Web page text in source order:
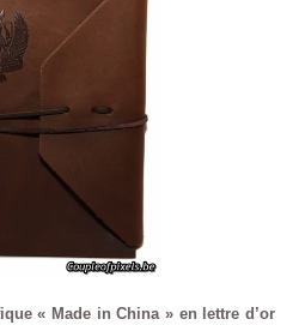
« Made in China » en lettre d’or